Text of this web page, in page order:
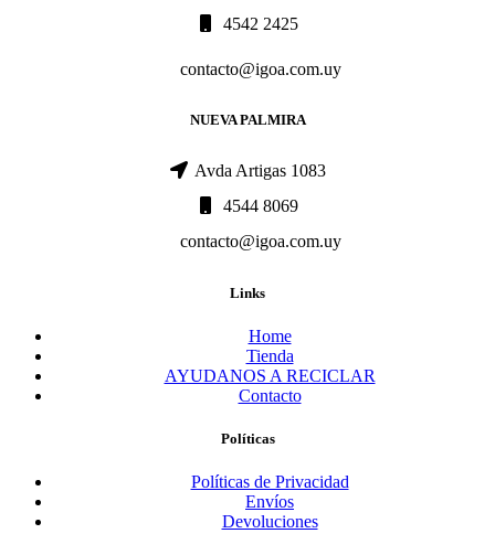
4542 2425
contacto@igoa.com.uy
NUEVA PALMIRA
Avda Artigas 1083
4544 8069
contacto@igoa.com.uy
Links
Home
Tienda
AYUDANOS A RECICLAR
Contacto
Políticas
Políticas de Privacidad
Envíos
Devoluciones